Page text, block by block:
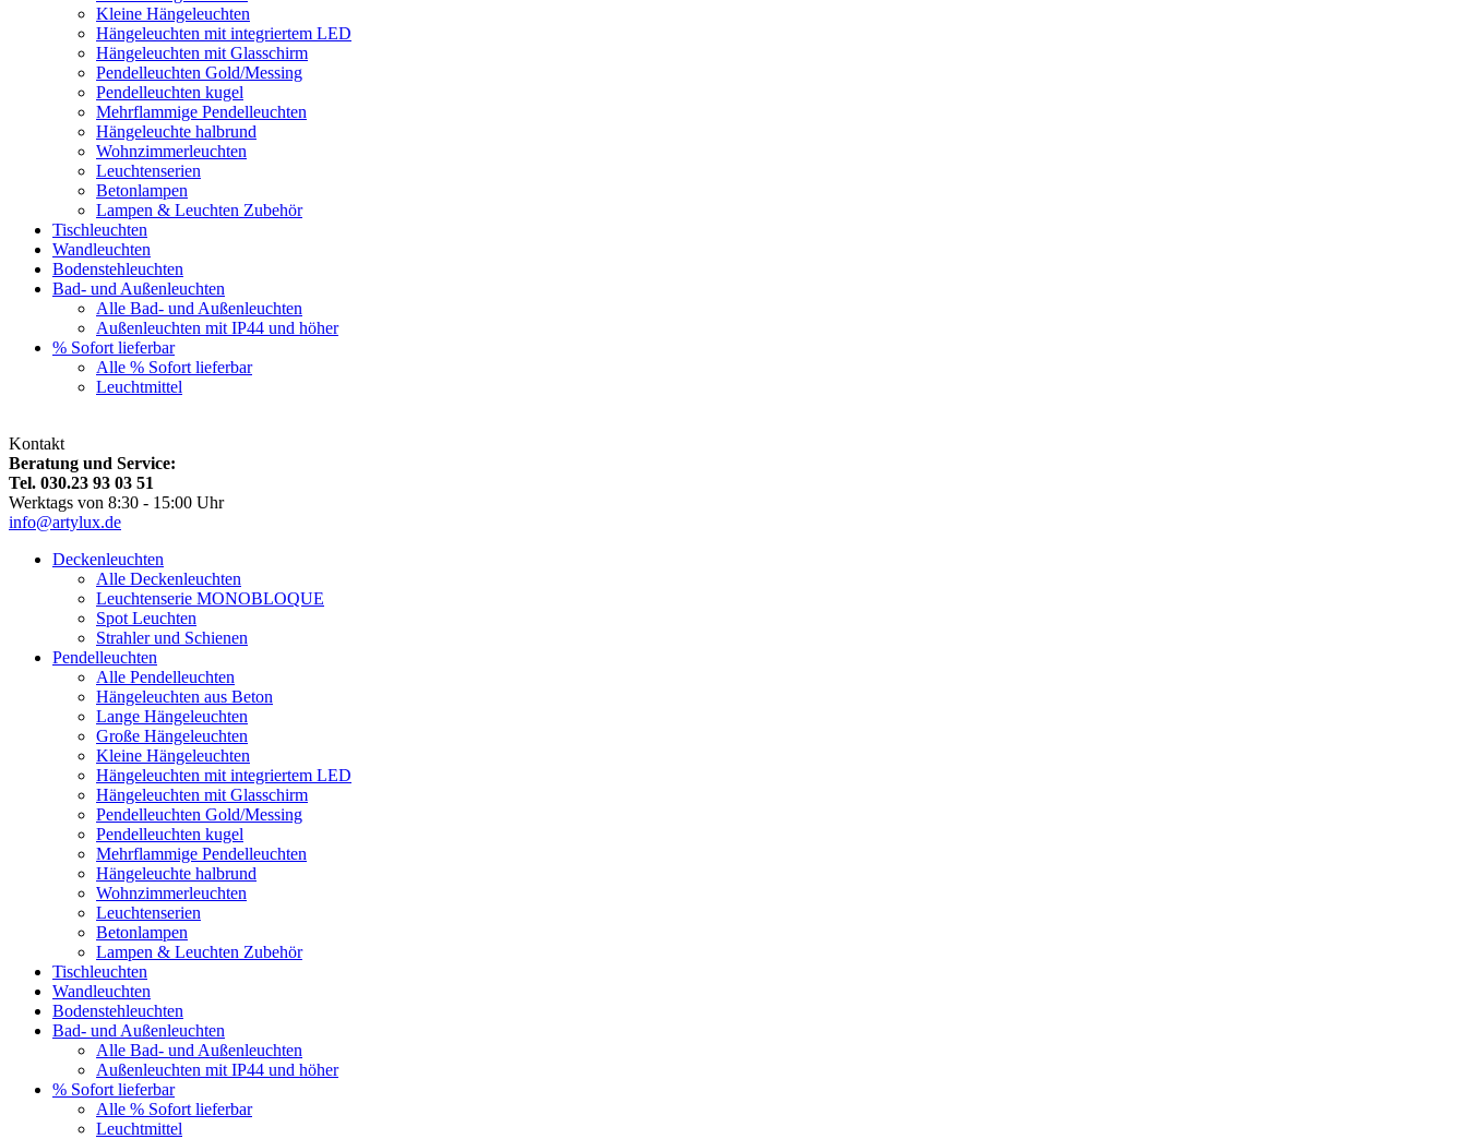
Kleine Hängeleuchten
Hängeleuchten mit integriertem LED
Hängeleuchten mit Glasschirm
Pendelleuchten Gold/Messing
Pendelleuchten kugel
Mehrflammige Pendelleuchten
Hängeleuchte halbrund
Wohnzimmerleuchten
Leuchtenserien
Betonlampen
Lampen & Leuchten Zubehör
Tischleuchten
Wandleuchten
Bodenstehleuchten
Bad- und Außenleuchten
Alle Bad- und Außenleuchten
Außenleuchten mit IP44 und höher
% Sofort lieferbar
Alle % Sofort lieferbar
Leuchtmittel
Kontakt
Beratung und Service:
Tel. 030.23 93 03 51
Werktags von 8:30 - 15:00 Uhr
info@artylux.de
Deckenleuchten
Alle Deckenleuchten
Leuchtenserie MONOBLOQUE
Spot Leuchten
Strahler und Schienen
Pendelleuchten
Alle Pendelleuchten
Hängeleuchten aus Beton
Lange Hängeleuchten
Große Hängeleuchten
Kleine Hängeleuchten
Hängeleuchten mit integriertem LED
Hängeleuchten mit Glasschirm
Pendelleuchten Gold/Messing
Pendelleuchten kugel
Mehrflammige Pendelleuchten
Hängeleuchte halbrund
Wohnzimmerleuchten
Leuchtenserien
Betonlampen
Lampen & Leuchten Zubehör
Tischleuchten
Wandleuchten
Bodenstehleuchten
Bad- und Außenleuchten
Alle Bad- und Außenleuchten
Außenleuchten mit IP44 und höher
% Sofort lieferbar
Alle % Sofort lieferbar
Leuchtmittel